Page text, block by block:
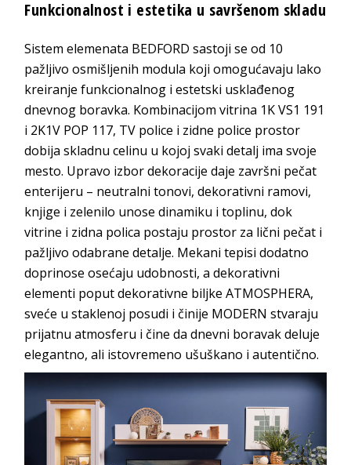
Funkcionalnost i estetika u savršenom skladu
Sistem elemenata BEDFORD sastoji se od 10
pažljivo osmišljenih modula koji omogućavaju lako
kreiranje funkcionalnog i estetski usklađenog
dnevnog boravka. Kombinacijom vitrina 1K VS1 191
i 2K1V POP 117, TV police i zidne police prostor
dobija skladnu celinu u kojoj svaki detalj ima svoje
mesto. Upravo izbor dekoracije daje završni pečat
enterijeru – neutralni tonovi, dekorativni ramovi,
knjige i zelenilo unose dinamiku i toplinu, dok
vitrine i zidna polica postaju prostor za lični pečat i
pažljivo odabrane detalje. Mekani tepisi dodatno
doprinose osećaju udobnosti, a dekorativni
elementi poput dekorativne biljke ATMOSPHERA,
sveće u staklenoj posudi i činije MODERN stvaraju
prijatnu atmosferu i čine da dnevni boravak deluje
elegantno, ali istovremeno ušuškano i autentično.